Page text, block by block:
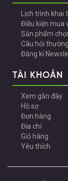
Lịch trình
Điều kiện mua
Sản phẩm
Câu hỏi
Đăng kí
TÀI KHOẢN
Xem gần đây
Hồ sơ
Đơn hàng
Địa chỉ
Giỏ hàng
Yêu thích